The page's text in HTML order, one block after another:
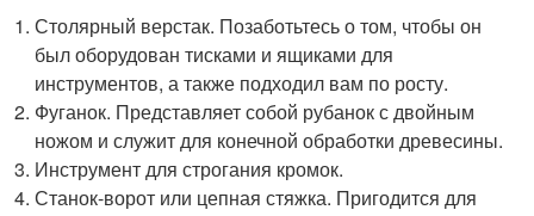
Столярный верстак. Позаботьтесь о том, чтобы он
был оборудован тисками и ящиками для
инструментов, а также подходил вам по росту.
Фуганок. Представляет собой рубанок с двойным
ножом и служит для конечной обработки древесины.
Инструмент для строгания кромок.
Станок-ворот или цепная стяжка. Пригодится для